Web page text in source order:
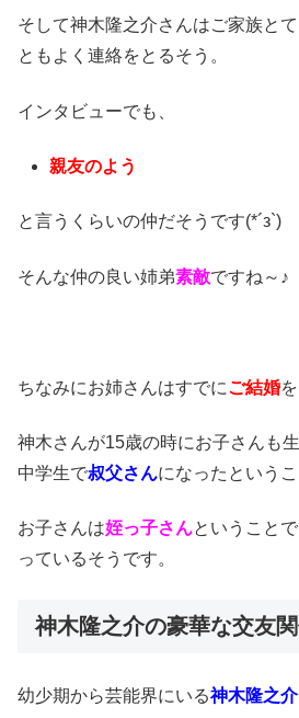
そして神木隆之介さんはご家族とて
ともよく連絡をとるそう。
インタビューでも、
親友のよう
と言うくらいの仲だそうです(*´з`)
そんな仲の良い姉弟素敵ですね～♪
ちなみにお姉さんはすでにご結婚
神木さんが15歳の時にお子さんも
中学生で叔父さんになったという
お子さんは姪っ子さんということ
っているそうです。
神木隆之介の豪華な交友
幼少期から芸能界にいる神木隆之介